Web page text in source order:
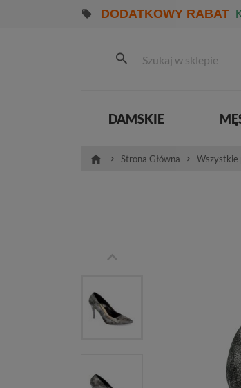
DODATKOWY RABAT
DAMSKIE
Strona Główna Wszystkie